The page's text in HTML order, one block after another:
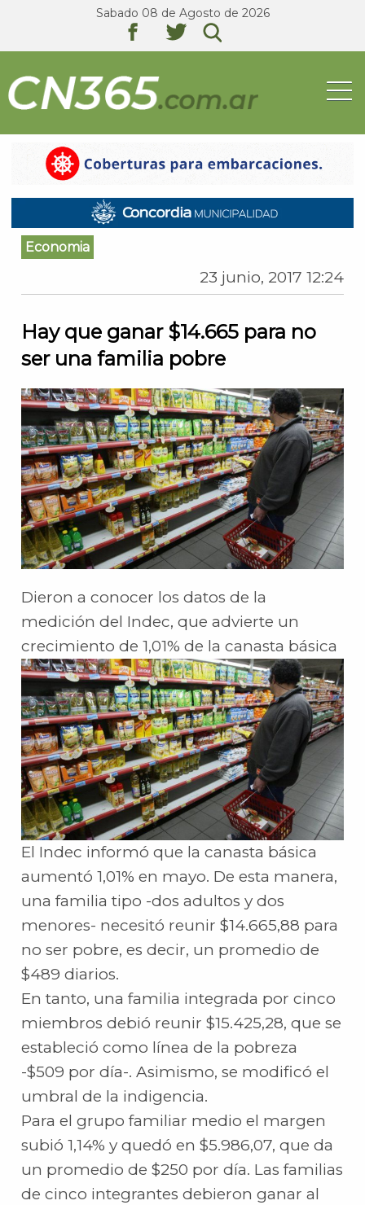
Sabado 08 de Agosto de 2026
texto texto texto
Economia
23 junio, 2017 12:24
Hay que ganar $14.665 para no
ser una familia pobre
Dieron a conocer los datos de la
medición del Indec, que advierte un
crecimiento de 1,01% de la canasta básica
El Indec informó que la canasta básica
aumentó 1,01% en mayo. De esta manera,
una familia tipo -dos adultos y dos
menores- necesitó reunir $14.665,88 para
no ser pobre, es decir, un promedio de
$489 diarios.
En tanto, una familia integrada por cinco
miembros debió reunir $15.425,28, que se
estableció como línea de la pobreza
-$509 por día-. Asimismo, se modificó el
umbral de la indigencia.
Para el grupo familiar medio el margen
subió 1,14% y quedó en $5.986,07, que da
un promedio de $250 por día. Las familias
de cinco integrantes debieron ganar al